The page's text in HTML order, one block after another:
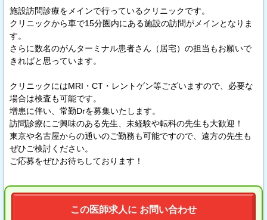
施設訪問診療をメインで行っているクリニックです。
クリニックから車で15分圏内にある施設の訪問がメインとなりま
す。
さらに数名のがんターミナル患者さん（居宅）の担当もお願いで
きればと思っています。
クリニックにはMRI・CT・レントゲン等ございますので、必要な
場合は検査も可能です。
増患に伴い、常勤Drを募集いたします。
訪問診療にご興味のある先生、未経験や転科の先生も大歓迎！
東京や名古屋からの通いのご勤務も可能ですので、遠方の先生も
ぜひご検討ください。
ご応募をぜひお待ちしております！
この医師求人に お問い合わせ